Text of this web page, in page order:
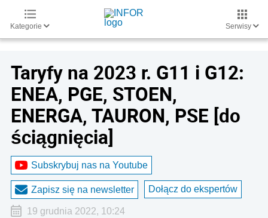
Kategorie Serwisy
Taryfy na 2023 r. G11 i G12:
ENEA, PGE, STOEN,
ENERGA, TAURON, PSE [do
ściągnięcia]
Subskrybuj nas na Youtube
Zapisz się na newsletter Dołącz do ekspertów
19 grudnia 2022, 10:24